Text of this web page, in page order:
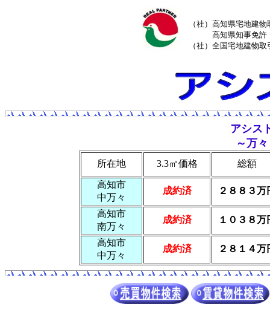
（社）高知県宅地建
高知県知事免許（
（社）全国宅地建物
アシス
～万
所在地 3.3㎡価格 総額
高知市
中万々
成約済 ２８８３万
高知市
南万々
成約済 １０３８万
高知市
中万々
成約済 ２８１４万